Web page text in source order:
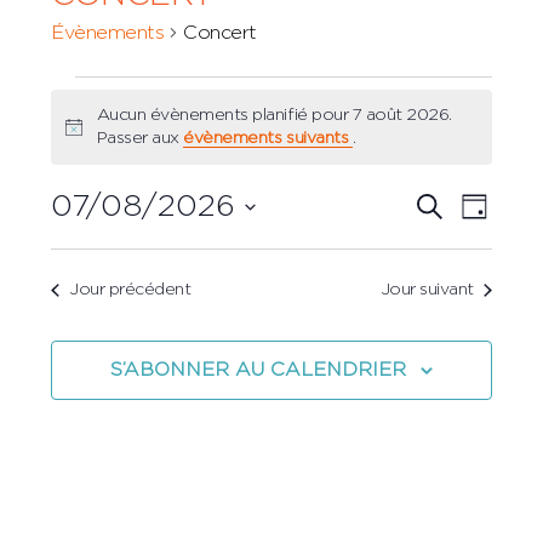
Évènements Concert
for
août
2026
Notice
Aucun évènements planifié pour 7 août 2026.
Passer aux évènements suivants .
et
vues
de
vues
JOUR
07/08/2026
date.Jour précédent Jour suivant
S’ABONNER AU CALENDRIER